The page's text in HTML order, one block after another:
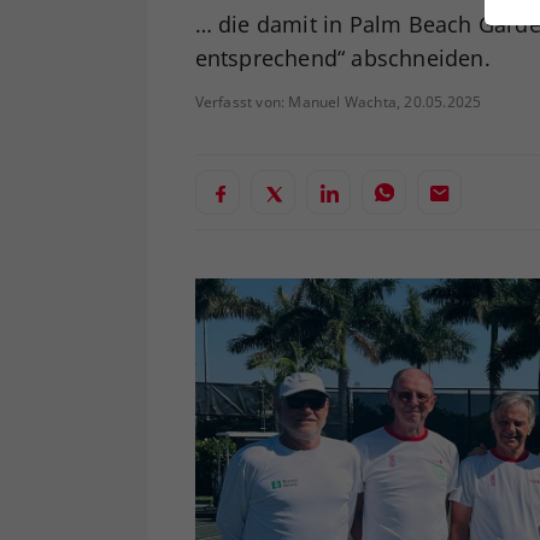
… die damit in Palm Beach
entsprechend“ abschneiden.
Verfasst von: Manuel Wachta, 20.05.2025